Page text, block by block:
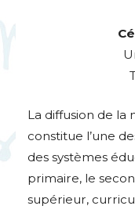
La diffusion de
constitue l’une
des systèmes
primaire, le
supérieur,